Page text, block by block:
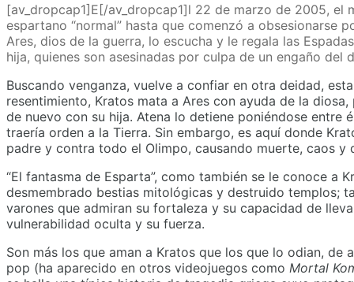
[av_dropcap1]E[/av_dropcap1]l 22 de marzo de 2005, el
espartano “normal” hasta que comenzó a
Ares, dios de la guerra, lo escucha y le regala las
hija, quienes son asesinadas por culpa de un engaño del
Buscando venganza, vuelve a confiar en otra deidad,
resentimiento, Kratos mata a Ares con ayuda de la
de nuevo con su hija. Atena lo detiene poniéndose entre
traería orden a la Tierra. Sin embargo, es aquí donde
padre y contra todo el Olimpo, causando muerte, caos y
“El fantasma de Esparta”, como también se le conoce a
desmembrado bestias mitológicas y destruido templos;
varones que admiran su fortaleza y su capacidad de
vulnerabilidad oculta y su fuerza.
Son más los que aman a Kratos que los que lo odian,
pop (ha aparecido en otros videojuegos como Mortal